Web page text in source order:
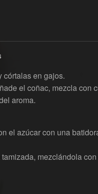
córtalas en gajos.
el coñac, mezcla con
aroma.
el azúcar con una
mezclándola